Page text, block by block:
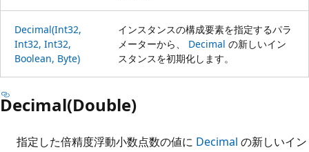
Decimal(Int32,
Int32, Int32,
Boolean, Byte)
インスタンスの構成要素を指定するパラ
メーターから、 Decimal の新しいイン
スタンスを初期化します。
Decimal(Double)
指定した倍精度浮動小数点数の値に Decimal の新しいイン